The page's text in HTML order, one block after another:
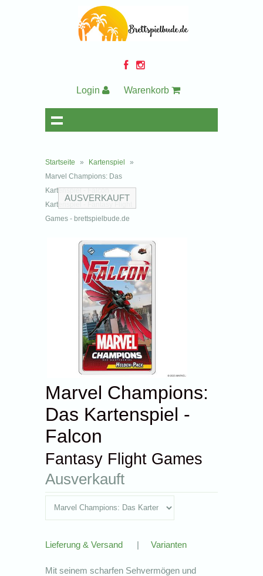
Login Warenkorb
Startseite » Kartenspiel
»
Marvel Champions: Das
Kartenspiel - Falcon -
Kartenspiel - Fantasy Flight
Games - brettspielbude.de
AUSVERKAUFT
Marvel Champions:
Das Kartenspiel -
Falcon
Fantasy Flight Games
Ausverkauft
Lieferung & Versand | Varianten
Mit seinem scharfen Sehvermögen und